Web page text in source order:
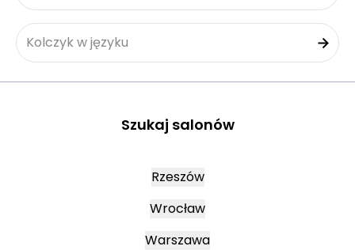
Kolczyk w języku
Szukaj salonów
Rzeszów
Wrocław
Warszawa